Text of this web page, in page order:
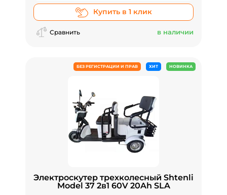
Купить в 1 клик
Сравнить в наличии
БЕЗ РЕГИСТРАЦИИ И ПРАВ ХИТ НОВИНКА
Электроскутер трехколесный Shtenli
Model 37 2в1 60V 20Ah SLA